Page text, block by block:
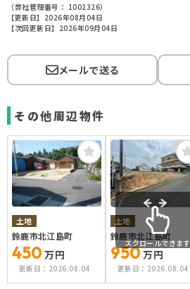
（弊社管理番号： 1002326）
【更新日】2026年08月04日
【次回更新日】2026年09月04日
メールで送る
その他周辺物件
土地
鈴鹿市北江島町
450 万円
更新日： 2026.08.04
土地
鈴鹿市北江島町
950万円
更新日： 2026.08.04
スクロールできます